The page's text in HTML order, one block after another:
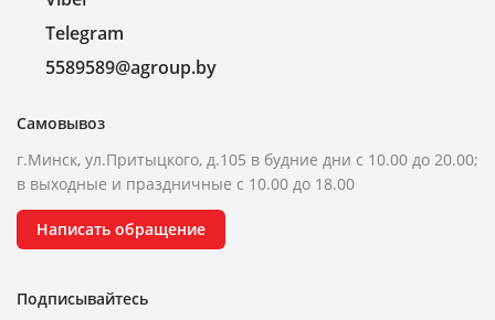
Telegram
5589589@agroup.by
Самовывоз
г.Минск, ул.Притыцкого, д.105 в будние дни с 10.00 до 20.00;
в выходные и праздничные с 10.00 до 18.00
Написать обращение
Подписывайтесь